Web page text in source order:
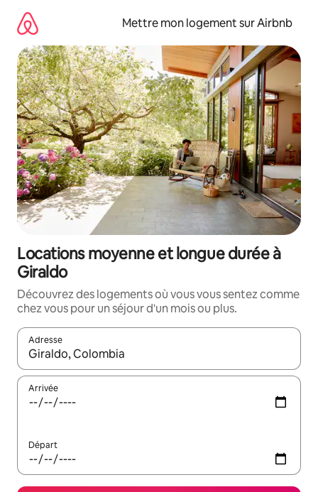
directement
contenu
Mettre mon logement sur Airbnb
Locations moyenne et longue durée à
Giraldo
Découvrez des logements où vous vous sentez comme
chez vous pour un séjour d'un mois ou plus.
Adresse
Lorsque les résultats s'affichent, utilisez les flèches vers le
Arrivée
Départ